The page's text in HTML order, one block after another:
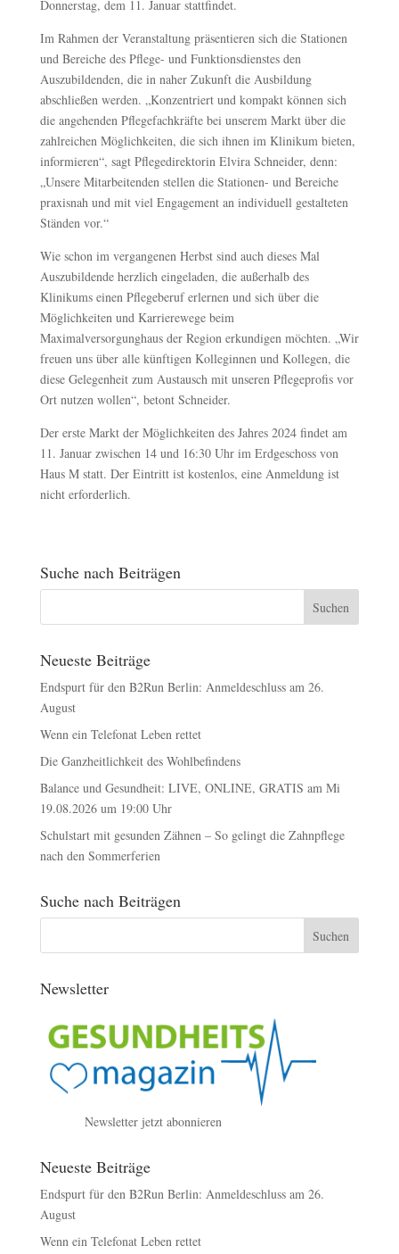
Donnerstag, dem 11. Januar stattfindet.
Im Rahmen der Veranstaltung präsentieren sich die Stationen
und Bereiche des Pflege- und Funktionsdienstes den
Auszubildenden, die in naher Zukunft die Ausbildung
abschließen werden. „Konzentriert und kompakt können sich
die angehenden Pflegefachkräfte bei unserem Markt über die
zahlreichen Möglichkeiten, die sich ihnen im Klinikum bieten,
informieren“, sagt Pflegedirektorin Elvira Schneider, denn:
„Unsere Mitarbeitenden stellen die Stationen- und Bereiche
praxisnah und mit viel Engagement an individuell gestalteten
Ständen vor.“
Wie schon im vergangenen Herbst sind auch dieses Mal
Auszubildende herzlich eingeladen, die außerhalb des
Klinikums einen Pflegeberuf erlernen und sich über die
Möglichkeiten und Karrierewege beim
Maximalversorgunghaus der Region erkundigen möchten. „Wir
freuen uns über alle künftigen Kolleginnen und Kollegen, die
diese Gelegenheit zum Austausch mit unseren Pflegeprofis vor
Ort nutzen wollen“, betont Schneider.
Der erste Markt der Möglichkeiten des Jahres 2024 findet am
11. Januar zwischen 14 und 16:30 Uhr im Erdgeschoss von
Haus M statt. Der Eintritt ist kostenlos, eine Anmeldung ist
nicht erforderlich.
Suche nach Beiträgen
Neueste Beiträge
Endspurt für den B2Run Berlin: Anmeldeschluss am 26.
August
Wenn ein Telefonat Leben rettet
Die Ganzheitlichkeit des Wohlbefindens
Balance und Gesundheit: LIVE, ONLINE, GRATIS am Mi
19.08.2026 um 19:00 Uhr
Schulstart mit gesunden Zähnen – So gelingt die Zahnpflege
nach den Sommerferien
Suche nach Beiträgen
Newsletter
Newsletter jetzt abonnieren
Neueste Beiträge
Endspurt für den B2Run Berlin: Anmeldeschluss am 26.
August
Wenn ein Telefonat Leben rettet